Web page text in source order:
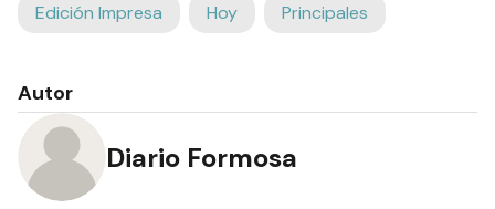
Edición Impresa Hoy Principales
Autor
Diario Formosa